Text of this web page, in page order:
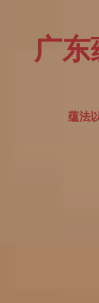
广
蕴法